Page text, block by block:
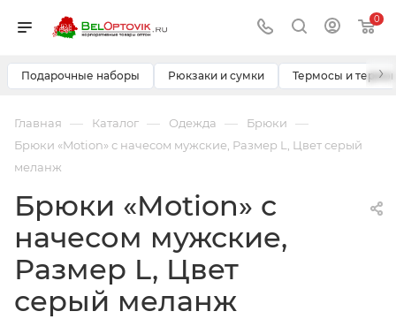
0
Подарочные наборы Рюкзаки и сумки Термосы и ›
Главная — Каталог — Одежда — Брюки —
Брюки «Motion» с начесом мужские, Размер L, Цвет серый
меланж
Брюки «Motion» с
начесом мужские,
Размер L, Цвет
серый меланж